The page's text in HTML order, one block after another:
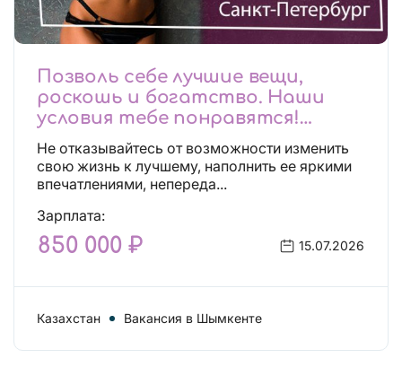
Позволь себе лучшие вещи,
роскошь и богатство. Наши
условия тебе понравятся!
Действительно отличные
условия и поддержка!
Не отказывайтесь от возможности изменить
свою жизнь к лучшему, наполнить ее яркими
впечатлениями, непереда...
Зарплата:
850 000 ₽ 15.07.2026
Казахстан Вакансия в Шымкенте